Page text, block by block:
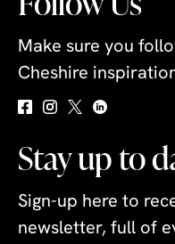
Make sure you
Cheshire
Stay up to
Sign-up here to
newsletter, full of